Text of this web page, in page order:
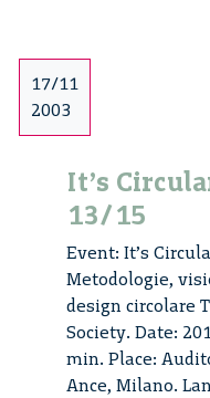
17/11
2003
It’s
13/15
Event: It’s
Metodologie,
design circolare
Society. Date:
min. Place:
Ance, Milano.